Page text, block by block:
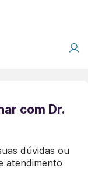
com Dr.
dúvidas ou
atendimento